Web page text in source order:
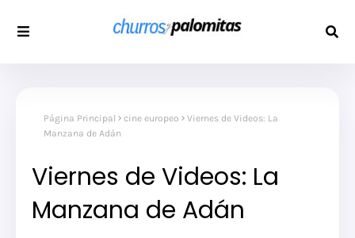
Página Principal cine europeo
Viernes de Videos: La
Manzana de Adán
Viernes de Videos: La
Manzana de Adán